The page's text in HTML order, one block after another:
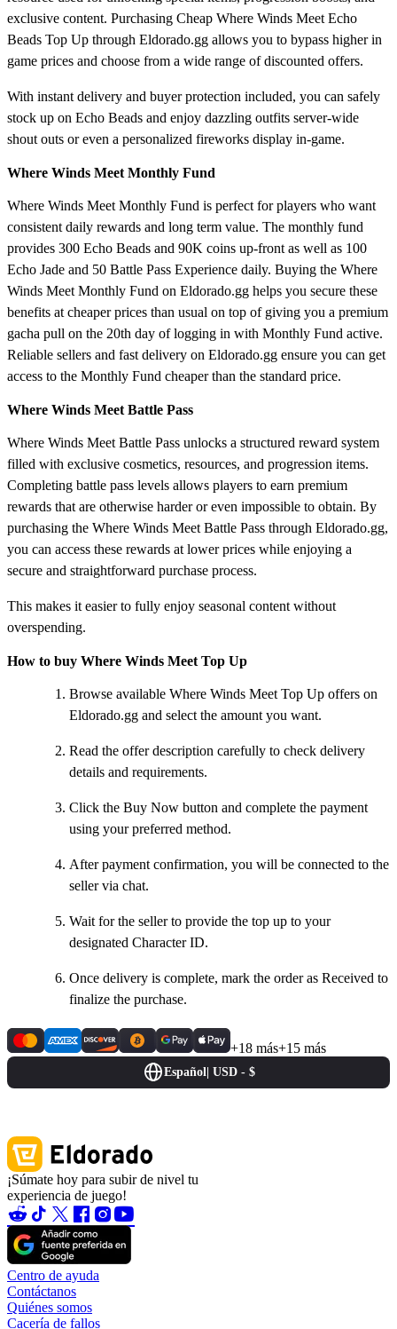
exclusive content. Purchasing Cheap Where Winds Meet Echo
Beads Top Up through Eldorado.gg allows you to bypass higher in
game prices and choose from a wide range of discounted offers.
With instant delivery and buyer protection included, you can safely
stock up on Echo Beads and enjoy dazzling outfits server-wide
shout outs or even a personalized fireworks display in-game.
Where Winds Meet Monthly Fund
Where Winds Meet Monthly Fund is perfect for players who want
consistent daily rewards and long term value. The monthly fund
provides 300 Echo Beads and 90K coins up-front as well as 100
Echo Jade and 50 Battle Pass Experience daily. Buying the Where
Winds Meet Monthly Fund on Eldorado.gg helps you secure these
benefits at cheaper prices than usual on top of giving you a premium
gacha pull on the 20th day of logging in with Monthly Fund active.
Reliable sellers and fast delivery on Eldorado.gg ensure you can get
access to the Monthly Fund cheaper than the standard price.
Where Winds Meet Battle Pass
Where Winds Meet Battle Pass unlocks a structured reward system
filled with exclusive cosmetics, resources, and progression items.
Completing battle pass levels allows players to earn premium
rewards that are otherwise harder or even impossible to obtain. By
purchasing the Where Winds Meet Battle Pass through Eldorado.gg,
you can access these rewards at lower prices while enjoying a
secure and straightforward purchase process.
This makes it easier to fully enjoy seasonal content without
overspending.
How to buy Where Winds Meet Top Up
Browse available Where Winds Meet Top Up offers on
Eldorado.gg and select the amount you want.
Read the offer description carefully to check delivery
details and requirements.
Click the Buy Now button and complete the payment
using your preferred method.
After payment confirmation, you will be connected to the
seller via chat.
Wait for the seller to provide the top up to your
designated Character ID.
Once delivery is complete, mark the order as Received to
finalize the purchase.
+18 más+15 más
Español USD - $
¡Súmate hoy para subir de nivel tu
experiencia de juego!
Centro de ayuda
Contáctanos
Quiénes somos
Cacería de fallos